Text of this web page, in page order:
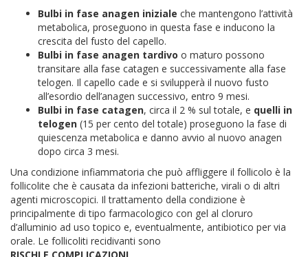
Bulbi in fase anagen iniziale che mantengono l’attività
metabolica, proseguono in questa fase e inducono la
crescita del fusto del capello.
Bulbi in fase anagen tardivo o maturo possono
transitare alla fase catagen e successivamente alla fase
telogen. Il capello cade e si svilupperà il nuovo fusto
all’esordio dell’anagen successivo, entro 9 mesi.
Bulbi in fase catagen, circa il 2 % sul totale, e quelli in
telogen (15 per cento del totale) proseguono la fase di
quiescenza metabolica e danno avvio al nuovo anagen
dopo circa 3 mesi.
Una condizione infiammatoria che può affliggere il follicolo è la
follicolite che è causata da infezioni batteriche, virali o di altri
agenti microscopici. Il trattamento della condizione è
principalmente di tipo farmacologico con gel al cloruro
d’alluminio ad uso topico e, eventualmente, antibiotico per via
orale. Le follicoliti recidivanti sono